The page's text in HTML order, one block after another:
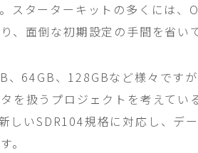
スターターキットの多くには
、面倒な初期設定の手間を省い
、64GB、128GBなど様々です
を扱うプロジェクトを考えて
しいSDR104規格に対応し、デ
。